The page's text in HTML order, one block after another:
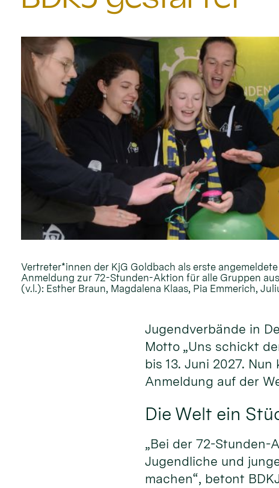
Vertreter*innen der KjG Goldbach als erste
Anmeldung zur 72-Stunden-Aktion für alle Gruppen
(v.l.): Esther Braun, Magdalena Klaas, Pia Emmerich,
Jugendverbände in
Motto „Uns schickt
bis 13. Juni 2027.
Anmeldung auf der
Die Welt ein
„Bei der 72-
Jugendliche und
machen“, betont